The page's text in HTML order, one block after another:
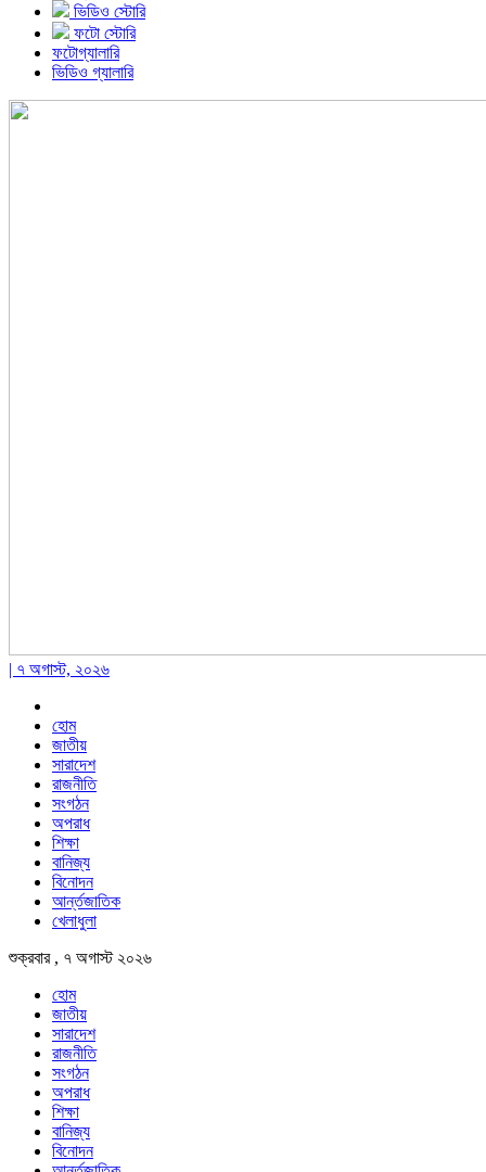
ভিডিও স্টোরি
ফটো স্টোরি
ফটোগ্যালারি
ভিডিও গ্যালারি
| ৭ অগাস্ট, ২০২৬
হোম
জাতীয়
সারাদেশ
রাজনীতি
সংগঠন
অপরাধ
শিক্ষা
বানিজ্য
বিনোদন
আর্ন্তজাতিক
খেলাধুলা
শুক্রবার , ৭ অগাস্ট ২০২৬
হোম
জাতীয়
সারাদেশ
রাজনীতি
সংগঠন
অপরাধ
শিক্ষা
বানিজ্য
বিনোদন